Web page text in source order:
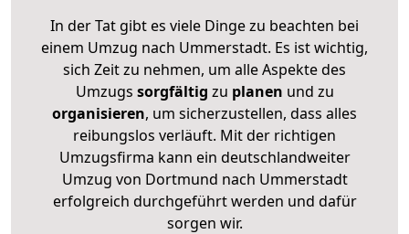
In der Tat gibt es viele Dinge zu beachten bei
einem Umzug nach Ummerstadt. Es ist wichtig,
sich Zeit zu nehmen, um alle Aspekte des
Umzugs sorgfältig zu planen und zu
organisieren, um sicherzustellen, dass alles
reibungslos verläuft. Mit der richtigen
Umzugsfirma kann ein deutschlandweiter
Umzug von Dortmund nach Ummerstadt
erfolgreich durchgeführt werden und dafür
sorgen wir.